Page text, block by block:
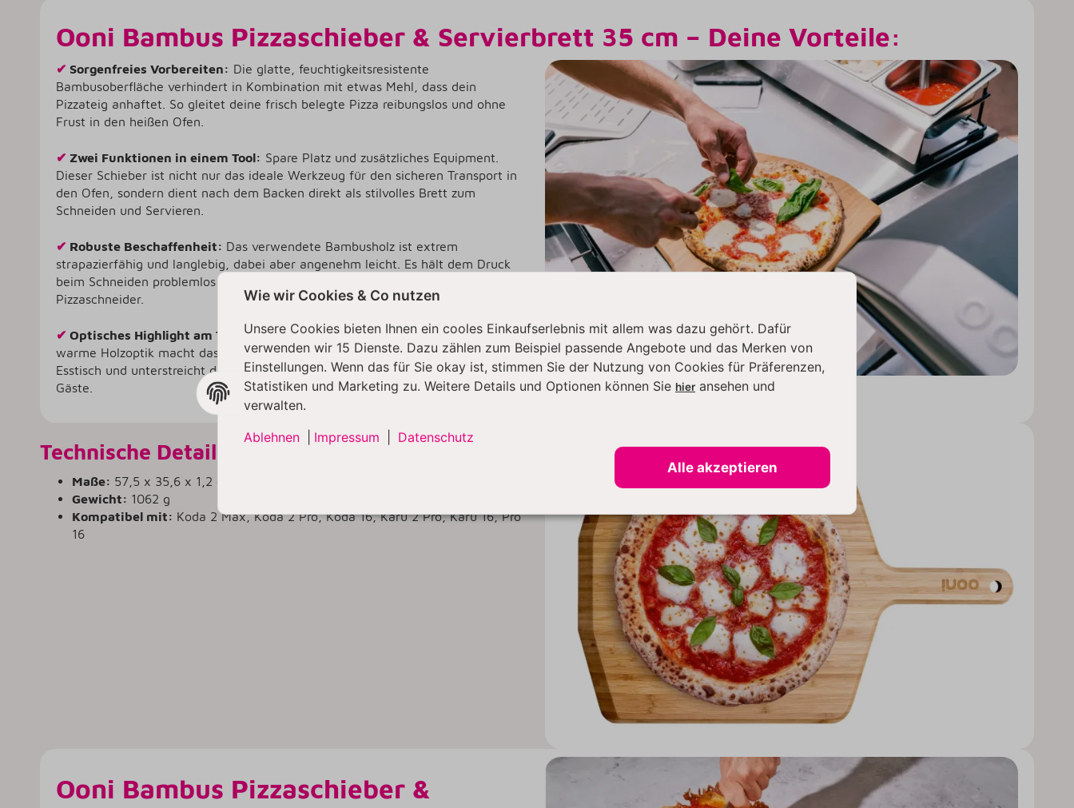
Ooni Bambus Pizzaschieber & Servierbrett 35 cm – Deine Vorteile:
✔ Sorgenfreies Vorbereiten: Die glatte, feuchtigkeitsresistente
Bambusoberfläche verhindert in Kombination mit etwas Mehl, dass dein
Pizzateig anhaftet. So gleitet deine frisch belegte Pizza reibungslos und ohne
Frust in den heißen Ofen.
✔ Zwei Funktionen in einem Tool: Spare Platz und zusätzliches Equipment.
Dieser Schieber ist nicht nur das ideale Werkzeug für den sicheren Transport in
den Ofen, sondern dient nach dem Backen direkt als stilvolles Brett zum
Schneiden und Servieren.
✔ Robuste Beschaffenheit: Das verwendete Bambusholz ist extrem
strapazierfähig und langlebig, dabei aber angenehm leicht. Es hält dem Druck
beim Schneiden problemlos stand und schont gleichzeitig die Klingen deiner
Pizzaschneider.
✔ Optisches Highlight am Tisch:Präsentiere deine Meisterwerke stilecht. Die
warme Holzoptik macht das Servierbrett zu einem echten Hingucker auf jedem
Esstisch und unterstreicht das authentische Pizza-Erlebnis für dich und deine
Gäste.
Technische Details
Maße: 57,5 x 35,6 x 1,2 cm
Gewicht: 1062 g
Kompatibel mit: Koda 2 Max, Koda 2 Pro, Koda 16, Karu 2 Pro, Karu 16,Pro
16
Ooni Bambus Pizzaschieber &
Wie wir Cookies & Co nutzen
Unsere Cookies bieten Ihnen ein cooles Einkaufserlebnis mit allem was dazu gehört. Dafür
verwenden wir 15 Dienste. Dazu zählen zum Beispiel passende Angebote und das Merken von
Einstellungen. Wenn das für Sie okay ist, stimmen Sie der Nutzung von Cookies für Präferenzen,
Statistiken und Marketing zu. Weitere Details und Optionen können Sie hier ansehen und
verwalten.
Ablehnen
Impressum
Datenschutz
Alle akzeptieren